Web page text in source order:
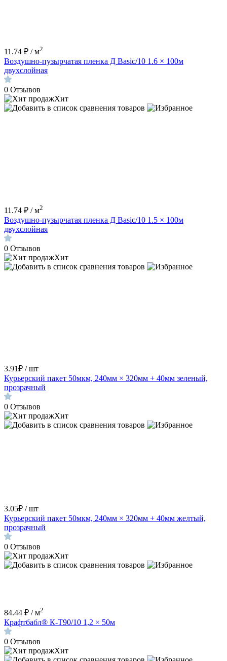
11.74 ₽ / м2
Воздушно-пузырчатая пленка Д Basic/10 1.6 × 100м
двухслойная
0 Отзывов
Хит
11.74 ₽ / м2
Воздушно-пузырчатая пленка Д Basic/10 1.5 × 100м
двухслойная
0 Отзывов
Хит
3.91₽ / шт
Курьерский пакет 50мкм, 240мм × 320мм + 40мм зеленый,
прозрачный
0 Отзывов
Хит
3.05₽ / шт
Курьерский пакет 50мкм, 240мм × 320мм + 40мм желтый,
прозрачный
0 Отзывов
Хит
84.44 ₽ / м2
Крафтбабл® К-Т90/10 1,2 × 50м
0 Отзывов
Хит